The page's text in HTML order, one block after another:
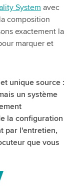
System avec
composition
exactement la
marquer et
unique source :
un système
la configuration
par l'entretien,
que vous